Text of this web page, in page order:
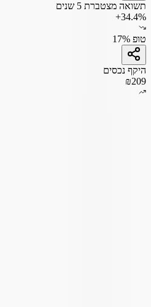
תשואה מצטברת 5 שנים
+34.4%
טופ 17%
היקף נכסים
₪209